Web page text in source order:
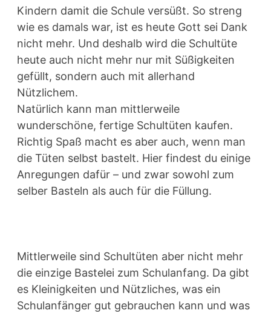
Kindern damit die Schule versüßt. So streng
wie es damals war, ist es heute Gott sei Dank
nicht mehr. Und deshalb wird die Schultüte
heute auch nicht mehr nur mit Süßigkeiten
gefüllt, sondern auch mit allerhand
Nützlichem.
Natürlich kann man mittlerweile
wunderschöne, fertige Schultüten kaufen.
Richtig Spaß macht es aber auch, wenn man
die Tüten selbst bastelt. Hier findest du einige
Anregungen dafür – und zwar sowohl zum
selber Basteln als auch für die Füllung.
Mittlerweile sind Schultüten aber nicht mehr
die einzige Bastelei zum Schulanfang. Da gibt
es Kleinigkeiten und Nützliches, was ein
Schulanfänger gut gebrauchen kann und was